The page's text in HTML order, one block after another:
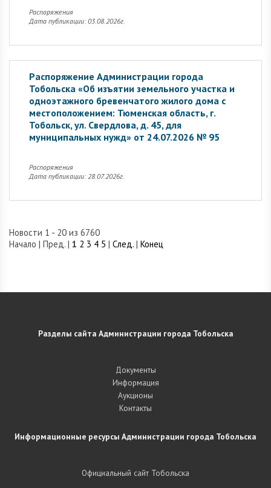
Распоряжения
Дата публикации: 03.08.2026г.
Распоряжение Администрации города
Тобольска «Об изъятии земельного участка и
одноэтажного бревенчатого жилого дома с
местоположением: Тюменская область, г.
Тобольск, ул. Свердлова, д. 45, для
муниципальных нужд» от 24.07.2026 № 95
Распоряжения
Дата публикации: 28.07.2026г.
Новости 1 - 20 из 6760
Начало | Пред. | 1 2 3 4 5 | След. | Конец
Разделы сайта Администрации города Тобольска
Документы
Информация
Аукционы
Контакты
Информационные ресурсы Администрации города Тобольска
Официальный сайт Тобольска